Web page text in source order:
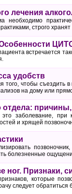
лечения
необходимо
строго
встречается
удобств
того, чтобы съездить
на дому или
отдела:
заболевание, при
и хрящей
болезненные
ног. Признаки,
которые
следует